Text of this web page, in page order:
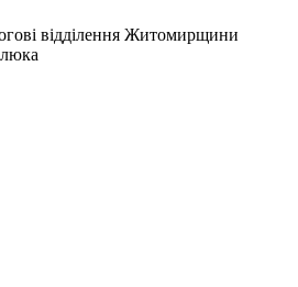
відділення Житомирщини